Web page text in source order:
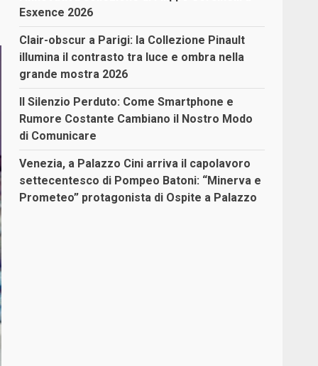
Esxence 2026
Clair-obscur a Parigi: la Collezione Pinault
illumina il contrasto tra luce e ombra nella
grande mostra 2026
Il Silenzio Perduto: Come Smartphone e
Rumore Costante Cambiano il Nostro Modo
di Comunicare
Venezia, a Palazzo Cini arriva il capolavoro
settecentesco di Pompeo Batoni: “Minerva e
Prometeo” protagonista di Ospite a Palazzo